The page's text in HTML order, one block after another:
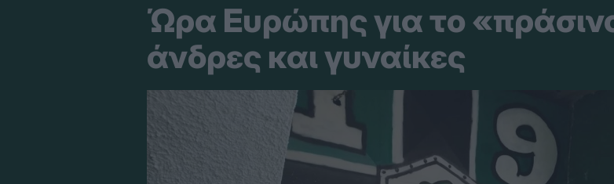
Ώρα Ευρώπης για το
άνδρες και γυναίκες